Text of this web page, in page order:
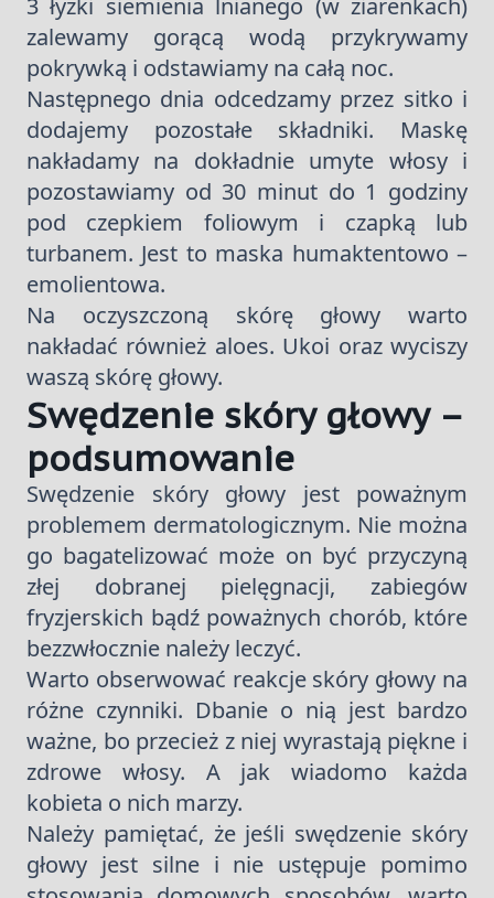
zalewamy gorącą wodą przykrywamy
pokrywką i odstawiamy na całą noc.
Następnego dnia odcedzamy przez sitko i
dodajemy pozostałe składniki. Maskę
nakładamy na dokładnie umyte włosy i
pozostawiamy od 30 minut do 1 godziny
pod czepkiem foliowym i czapką lub
turbanem. Jest to maska humaktentowo –
emolientowa.
Na oczyszczoną skórę głowy warto
nakładać również aloes. Ukoi oraz wyciszy
waszą skórę głowy.
Swędzenie skóry głowy –
podsumowanie
Swędzenie skóry głowy jest poważnym
problemem dermatologicznym. Nie można
go bagatelizować może on być przyczyną
złej dobranej pielęgnacji, zabiegów
fryzjerskich bądź poważnych chorób, które
bezzwłocznie należy leczyć.
Warto obserwować reakcje skóry głowy na
różne czynniki. Dbanie o nią jest bardzo
ważne, bo przecież z niej wyrastają piękne i
zdrowe włosy. A jak wiadomo każda
kobieta o nich marzy.
Należy pamiętać, że jeśli swędzenie skóry
głowy jest silne i nie ustępuje pomimo